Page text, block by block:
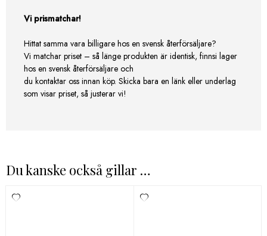
Vi prismatchar!
Hittat samma vara billigare hos en svensk återförsäljare?
Vi matchar priset – så länge produkten är identisk, finnsi lager
hos en svensk återförsäljare och
du kontaktar oss innan köp. Skicka bara en länk eller underlag
som visar priset, så justerar vi!
Du kanske också gillar …